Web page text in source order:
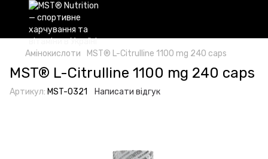
Амінокислоти MST® L-Citrulline 1100 mg 240 caps
MST® L-Citrulline 1100 mg 240 caps
Артикул: MST-0321 Написати відгук